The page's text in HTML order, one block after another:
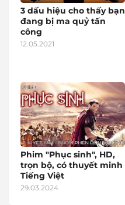
3 dấu hiệu cho thấy bạn
đang bị ma quỷ tấn
công
12.05.2021
Phim "Phục sinh", HD,
trọn bộ, có thuyết minh
Tiếng Việt
29.03.2024